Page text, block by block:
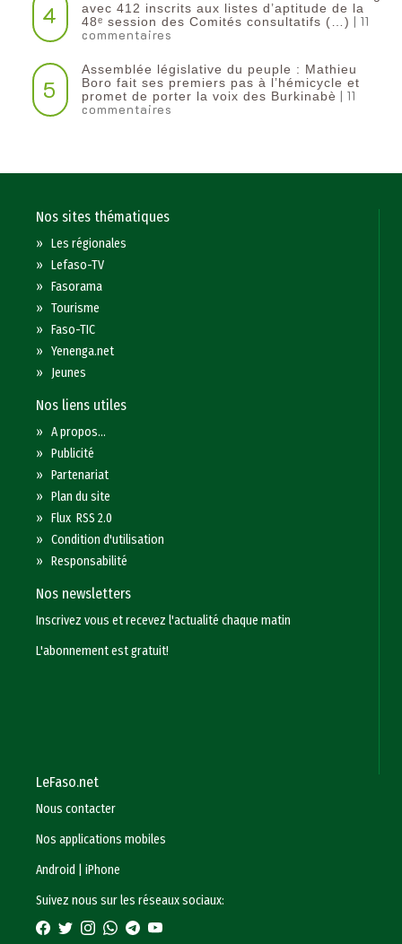
4
avec 412 inscrits aux listes d’aptitude de la
48ᵉ session des Comités consultatifs (…) | 11
commentaires
5
Assemblée législative du peuple : Mathieu
Boro fait ses premiers pas à l’hémicycle et
promet de porter la voix des Burkinabè | 11
commentaires
Nos sites thématiques
»Les régionales
»Lefaso-TV
»Fasorama
»Tourisme
»Faso-TIC
»Yenenga.net
» Jeunes
Nos liens utiles
»A propos...
»Publicité
»Partenariat
»Plan du site
»Flux RSS 2.0
»Condition d'utilisation
»Responsabilité
Nos newsletters
Inscrivez vous et recevez l'actualité chaque matin
L'abonnement est gratuit!
LeFaso.net
Nous contacter
Nos applications mobiles
Android
|iPhone
Suivez nous sur les réseaux sociaux: